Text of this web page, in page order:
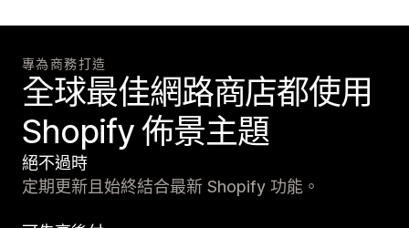
專為商務打造
全球最佳網路商店都使用
Shopify 佈景主題
絕不過時
定期更新且始終結合最新 Shopify 功能。